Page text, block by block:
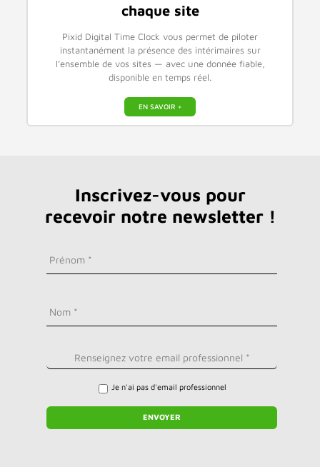
chaque site
Pixid Digital Time Clock vous permet de piloter
instantanément la présence des intérimaires sur
l’ensemble de vos sites — avec une donnée fiable,
disponible en temps réel.
EN SAVOIR +
Inscrivez-vous pour
recevoir notre newsletter !
Je n'ai pas d'email professionnel